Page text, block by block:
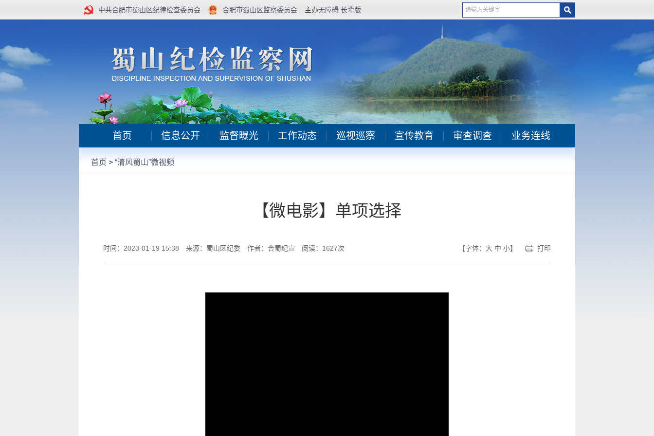
中共合肥市蜀山区纪律检查委员会 合肥市蜀山区监察委员会 主办无障碍 长辈版
首页 信息公开 监督曝光 工作动态 巡视巡察 宣传教育 审查调查 业务连线
首页 > “清风蜀山”微视频
【微电影】单项选择
时间：2023-01-19 15:38 来源：蜀山区纪委 作者：合蜀纪宣 阅读： 1627次 【字体： 大 中 小】 打印